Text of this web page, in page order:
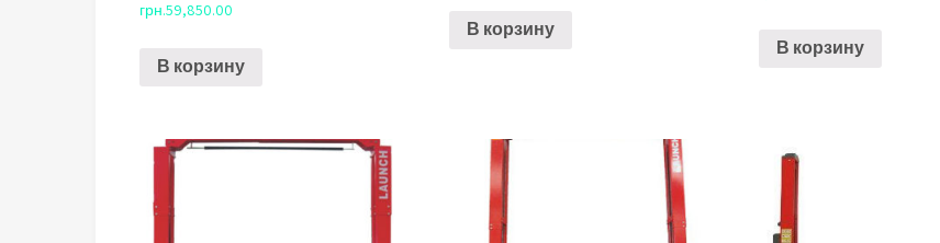
грн.59,850.00
В корзину
В корзину
В корзину